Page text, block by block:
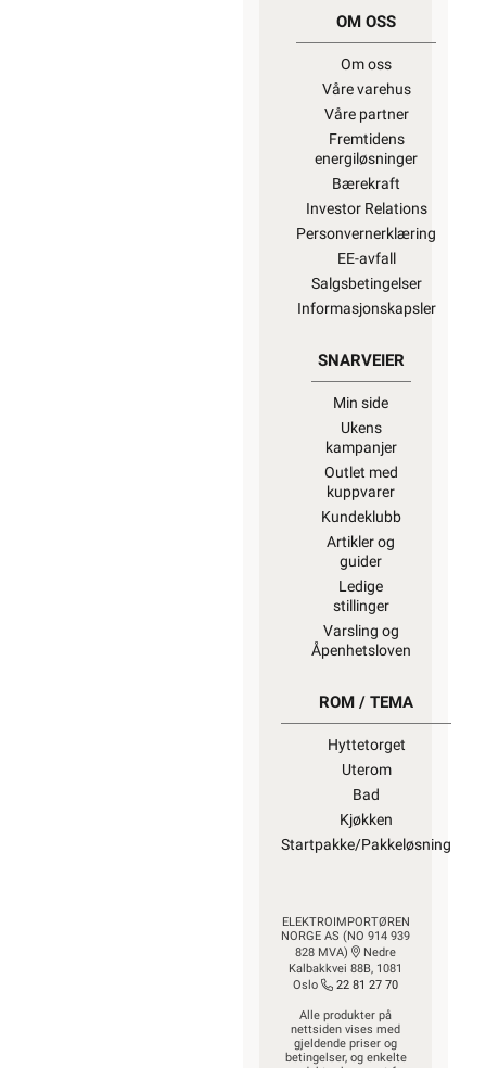
gjøre selv?”,
hvor du også
finner ekstern
lenke til dsb
(Direktoratet
for
samfunnssikkerhet
og beredskap)
“Hva kan
privatpersoner
gjøre selv på
det elektriske
anlegget?”
Alt som går på
strøm eller
batterier (EE-
leveres til retur
når det ikke
kan brukes
lenger. Du kan
returnere dette
gratis i en av
våre varehus
og/eller andre
butikker som
selger samme
type varer.“Når
EE-produkter
blir avfall”
Vi kapper det
meste av
lagerført kabel
ønsket lengde
per kapp.
Kapping av ikke
lagerført
spesialkabel på
trommel må vi
dessverre
KUNDESERVICE